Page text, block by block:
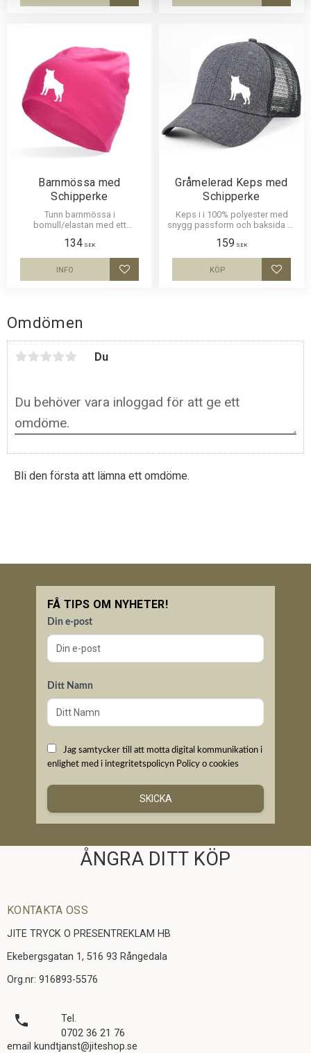
Omdömen
Du
Bli den första att lämna ett omdöme.
Barnmössa med
Schipperke
Tunn barnmössa i
bomull/elastan med ett
Mössan finns i flera färger.
134 SEK
Lägg till i favoriter
INFO
Gråmelerad Keps med
Schipperke
Keps i i 100% polyester med
snygg passform och baksida av
Schipperke. Luftig och skön
keps.
159 SEK
Lägg
KÖP
FÅ TIPS OM NYHETER!
Din e-post
Ditt Namn
Jag samtycker till att motta digital kommunikation i
enlighet med i integritetspolicyn Policy o cookies
SKICKA
ÅNGRA DITT KÖP
KONTAKTA OSS
JITE TRYCK O PRESENTREKLAM HB
Ekebergsgatan 1, 516 93 Rångedala
Org.nr: 916893-5576
local_phone
Tel.
0702 36 21 76
email kundtjanst@jiteshop.se